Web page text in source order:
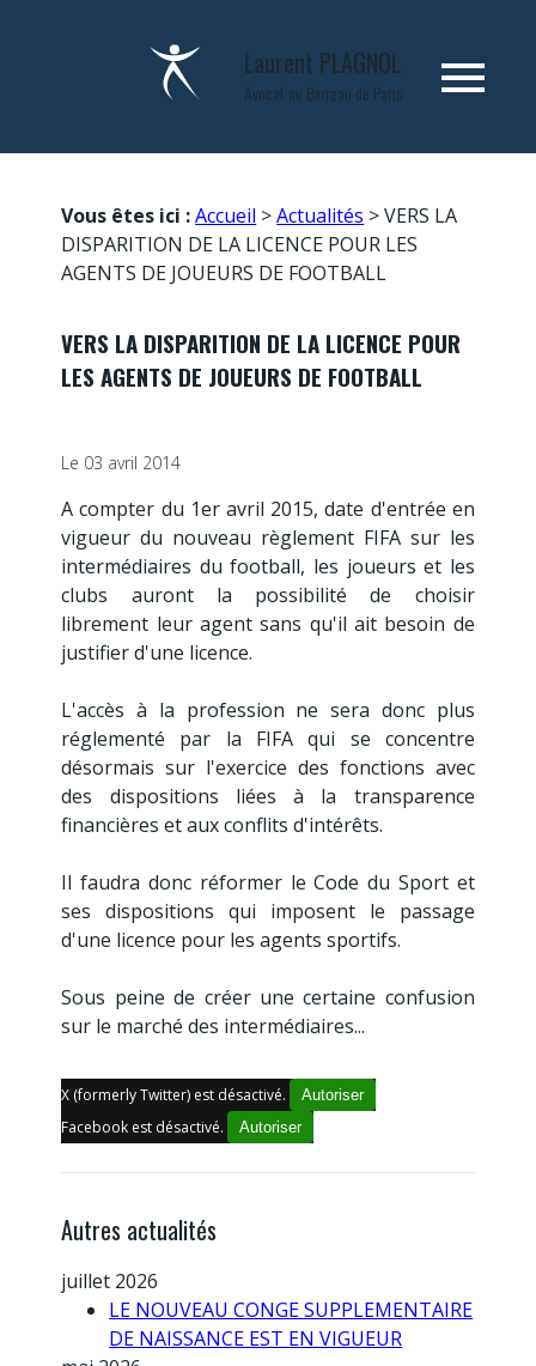
Laurent PLAGNOL
Avocat au Barreau de Paris menu
Vous êtes ici :Accueil >Actualités > VERS LA
DISPARITION DE LA LICENCE POUR LES
AGENTS DE JOUEURS DE FOOTBALL
VERS LA DISPARITION DE LA LICENCE POUR
LES AGENTS DE JOUEURS DE FOOTBALL
Le 03 avril 2014
A compter du 1er avril 2015, date d'entrée en
vigueur du nouveau règlement FIFA sur les
intermédiaires du football, les joueurs et les
clubs auront la possibilité de choisir
librement leur agent sans qu'il ait besoin de
justifier d'une licence.
L'accès à la profession ne sera donc plus
réglementé par la FIFA qui se concentre
désormais sur l'exercice des fonctions avec
des dispositions liées à la transparence
financières et aux conflits d'intérêts.
Il faudra donc réformer le Code du Sport et
ses dispositions qui imposent le passage
d'une licence pour les agents sportifs.
Sous peine de créer une certaine confusion
sur le marché des intermédiaires...
X (formerly Twitter) est désactivé. Autoriser
Facebook est désactivé. Autoriser
Autres actualités
juillet 2026
LE NOUVEAU CONGE SUPPLEMENTAIRE
DE NAISSANCE EST EN VIGUEUR